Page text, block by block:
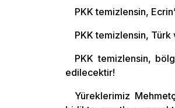
PKK temizlensin,
PKK temizlensin,
PKK temizlensin,
edilecektir!
Yüreklerimiz